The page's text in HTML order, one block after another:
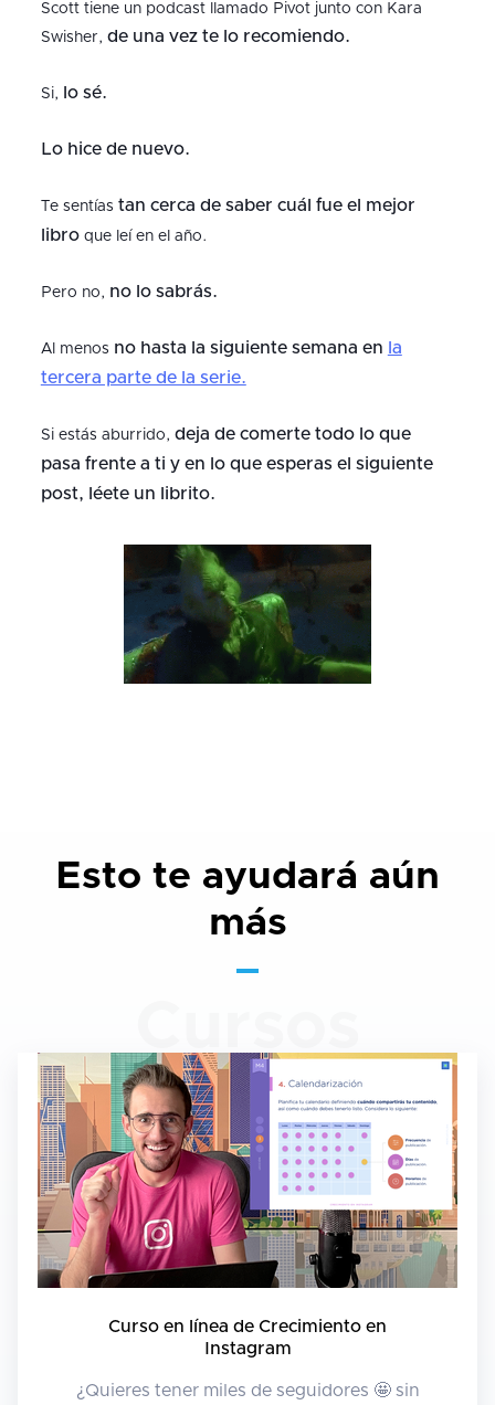
Scott tiene un podcast llamado Pivot junto con Kara
Swisher, de una vez te lo recomiendo.
Si, lo sé.
Lo hice de nuevo.
Te sentías tan cerca de saber cuál fue el mejor
libroque leí en el año.
Pero no, no lo sabrás.
Al menos no hasta la siguiente semana en la
tercera parte de la serie.
Si estás aburrido, deja de comerte todo lo que
pasa frente a ti y en lo que esperas el siguiente
post, léete un librito.
Esto te ayudará aún
más
Curso en línea de Crecimiento en
Instagram
¿Quieres tener miles de seguidores 🤩 sin